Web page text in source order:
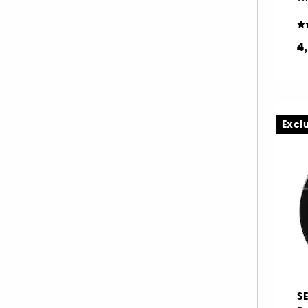
Exclu